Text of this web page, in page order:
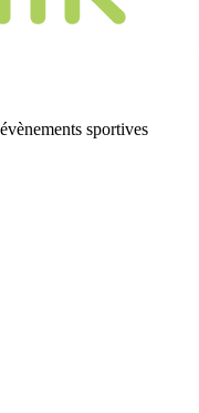
sportives